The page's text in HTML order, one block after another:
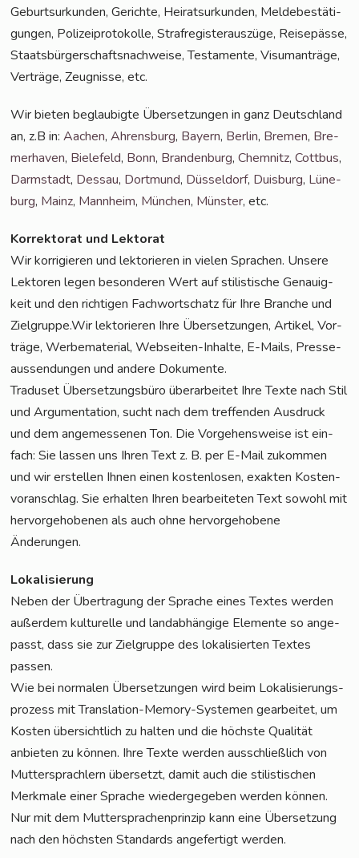
Geburts­ur­kun­den, Gerich­te, Hei­rats­ur­kun­den, Mel­de­be­stä­ti­
gun­gen, Poli­zei­pro­to­kol­le, Straf­re­gis­ter­aus­zü­ge, Rei­se­päs­se,
Staats­bür­ger­schafts­nach­wei­se, Tes­ta­men­te, Visum­an­trä­ge,
Ver­trä­ge, Zeug­nis­se, etc.
Wir bie­ten beglau­big­te Über­set­zun­gen in ganz Deutsch­land
an, z.B in:Aachen,Ahrens­burg, Bay­ern, Ber­lin, Bre­men, Bre­
mer­ha­ven, Bie­le­feld, Bonn, Bran­den­burg,Chem­nitz,Cott­bus,
Darm­stadt, Des­sau, Dort­mund, Düs­sel­dorf, Duis­burg, Lüne­
burg, Mainz, Mann­heim, Mün­chen, Müns­ter, etc.
Kor­rek­to­rat und Lektorat
Wir kor­ri­gie­ren und lek­to­rie­ren in vie­len Spra­chen. Unse­re
Lek­to­ren legen beson­de­ren Wert auf sti­lis­ti­sche Genau­ig­
keit und den rich­ti­gen Fach­wort­schatz für Ihre Bran­che und
Zielgruppe.Wir lek­to­rie­ren Ihre Über­set­zun­gen, Arti­kel, Vor­
trä­ge, Wer­be­ma­te­ri­al, Web­sei­ten-Inhal­te, E-Mails, Pres­se­
aus­sen­dun­gen und ande­re Dokumente.
Tra­du­set Über­set­zungs­bü­ro über­ar­bei­tet Ihre Tex­te nach Stil
und Argu­men­ta­ti­on, sucht nach dem tref­fen­den Aus­druck
und dem ange­mes­se­nen Ton. Die Vor­ge­hens­wei­se ist ein­
fach: Sie las­sen uns Ihren Text z. B. per E-Mail zukom­men
und wir erstel­len Ihnen einen kos­ten­lo­sen, exak­ten Kos­ten­
vor­anschlag. Sie erhal­ten Ihren bear­bei­te­ten Text sowohl mit
her­vor­ge­ho­be­nen als auch ohne her­vor­ge­ho­be­ne
Änderungen.
Loka­li­sie­rung
Neben der Über­tra­gung der Spra­che eines Tex­tes wer­den
außer­dem kul­tu­rel­le und land­ab­hän­gi­ge Ele­men­te so ange­
passt, dass sie zur Ziel­grup­pe des loka­li­sier­ten Tex­tes
passen.
Wie bei nor­ma­len Über­set­zun­gen wird beim Loka­li­sie­rungs­
pro­zess mit Trans­la­ti­on-Memo­ry-Sys­te­men gear­bei­tet, um
Kos­ten über­sicht­lich zu hal­ten und die höchs­te Qua­li­tät
anbie­ten zu kön­nen. Ihre Tex­te wer­den aus­schließ­lich von
Mut­ter­sprach­lern über­setzt, damit auch die sti­lis­ti­schen
Merk­ma­le einer Spra­che wie­der­ge­ge­ben wer­den kön­nen.
Nur mit dem Mut­ter­spra­chen­prin­zip kann eine Über­set­zung
nach den höchs­ten Stan­dards ange­fer­tigt werden.